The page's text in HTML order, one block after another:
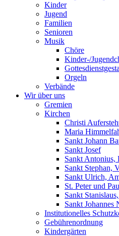
Kinder
Jugend
Familien
Senioren
Musik
Chöre
Kinder-/
Orgeln
Verbände
Wir über uns
Gremien
Kirchen
Christi
Maria
Sankt Johann
Sankt Josef
Sankt Antonius,
Sankt Stephan,
Sankt Ulrich,
St. Peter und
Sankt
Sankt Johannes
Institutionelles
Gebührenordnung
Kindergärten